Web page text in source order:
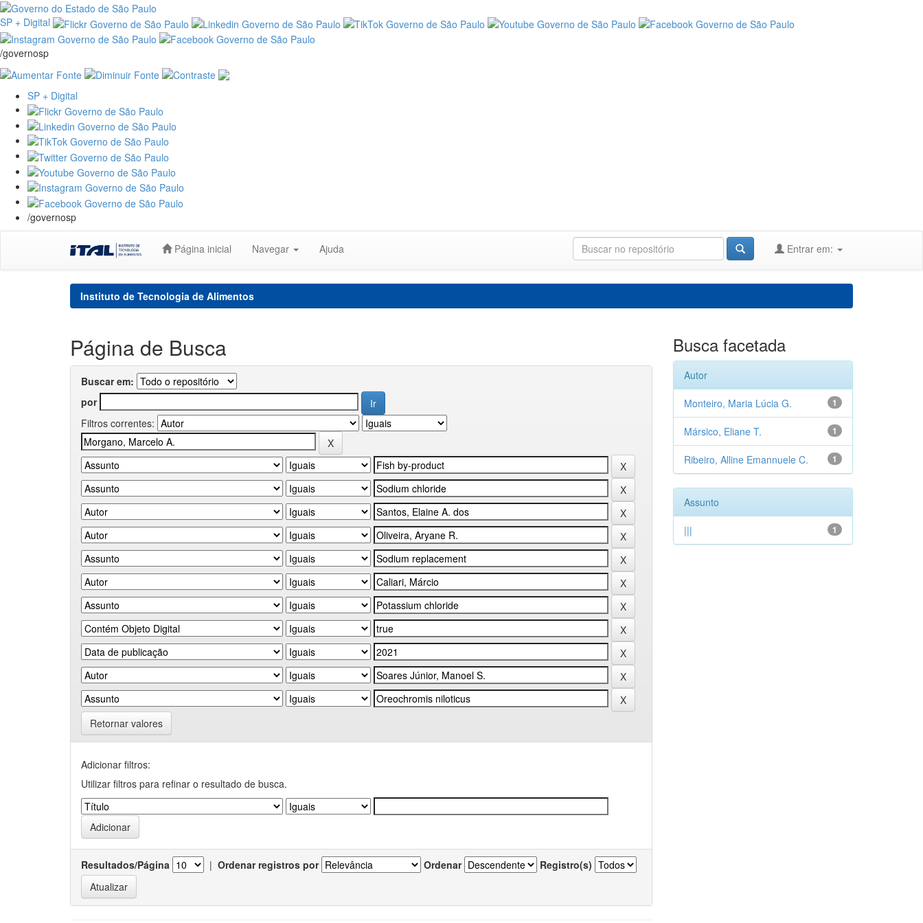
SP + Digital
/governosp
SP + Digital
/governosp
Página inicial Navegar Ajuda Entrar em:
Instituto de Tecnologia de Alimentos
Página de Busca
Buscar em:
por
Filtros correntes:
Retornar valores
Adicionar filtros:
Utilizar filtros para refinar o resultado de busca.
Resultados/Página | Ordenar registros por Ordenar Registro(s)
Busca facetada
Autor
1
Monteiro, Maria Lúcia G.
1
Mársico, Eliane T.
1
Ribeiro, Alline Emannuele C.
Assunto
1
|||